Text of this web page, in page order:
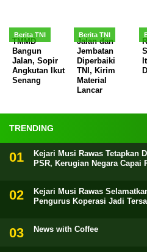
Berita TNI
TMMD
Bangun
Jalan, Sopir
Angkutan Ikut
Senang
Berita TNI
Jalan dan
Jembatan
Diperbaiki
TNI, Kirim
Material
Lancar
TRENDING
Kejari Musi Rawas Tetapkan
PSR, Kerugian Negara Capai
Kejari Musi Rawas
Pengurus Koperasi Jadi
News with Coffee